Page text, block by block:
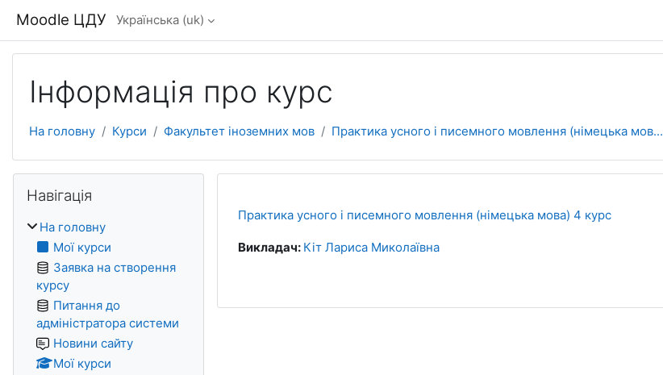
Moodle ЦДУ Українська ‎(uk)‎
Інформація про курс
На головну Курси Факультет іноземних мов Практика усного і писемного мовлення (німецька мов...
Практика усного і писемного мовлення (німецька мова) 4 курс
Викладач: Кіт Лариса Миколаївна
Блоки
Навігація
На головну
Мої курси
Заявка на створення
курсу
Питання до
адміністратора системи
Новини сайту
Мої курси